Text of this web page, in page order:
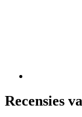
Recensies